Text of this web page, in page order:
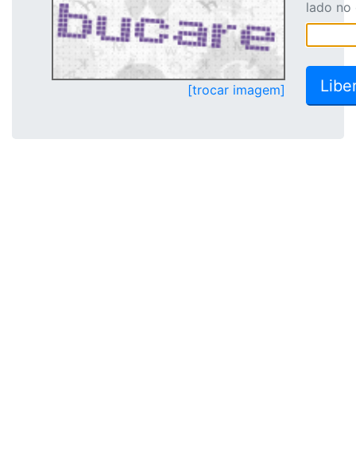
[trocar imagem]
lado no